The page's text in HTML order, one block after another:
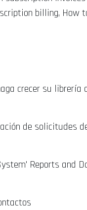
billing,
crecer su librería
de solicitudes
Reports and